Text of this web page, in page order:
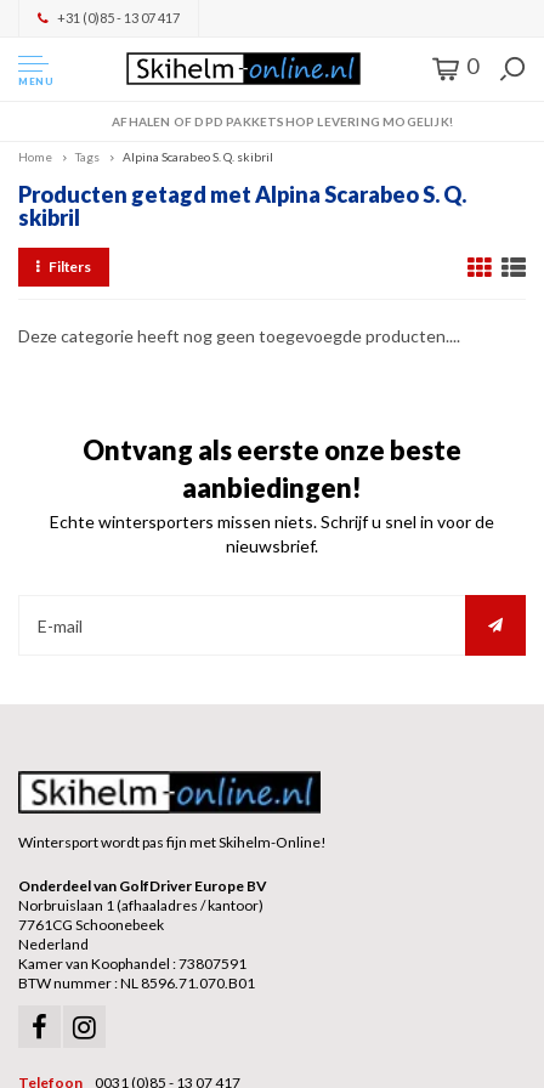
+31 (0)85 - 13 07 417
MENU
0
AFHALEN OF DPD PAKKETSHOP LEVERING MOGELIJK!
Home Tags Alpina Scarabeo S. Q. skibril
Producten getagd met Alpina Scarabeo S. Q.
skibril
Filters
Deze categorie heeft nog geen toegevoegde producten....
Ontvang als eerste onze beste
aanbiedingen!
Echte wintersporters missen niets. Schrijf u snel in voor de
nieuwsbrief.
Wintersport wordt pas fijn met Skihelm-Online!
Onderdeel van GolfDriver Europe BV
Norbruislaan 1 (afhaaladres / kantoor)
7761CG Schoonebeek
Nederland
Kamer van Koophandel : 73807591
BTW nummer : NL 8596.71.070.B01
Telefoon 0031 (0)85 - 13 07 417